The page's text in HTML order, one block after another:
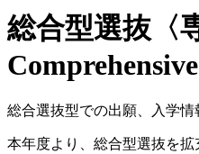
総合型選抜〈
総合選抜型での出願、入学情
本年度より、総合型選抜を